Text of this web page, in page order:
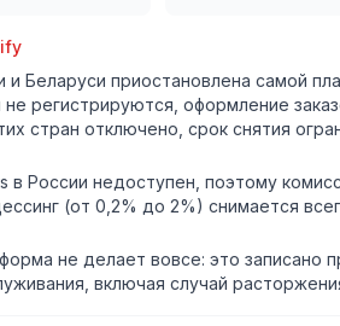
и Беларуси приостановлена самой
регистрируются, оформление
стран отключено, срок снятия
в России недоступен, поэтому
(от 0,2% до 2%) снимается
не делает вовсе: это записано
включая случай